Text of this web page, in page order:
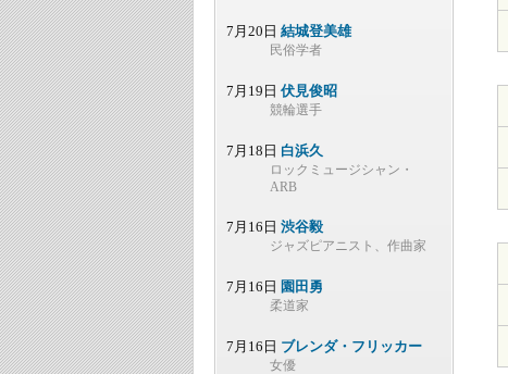
7月20日 結城登美雄
民俗学者
7月19日 伏見俊昭
競輪選手
7月18日 白浜久
ロックミュージシャン・
ARB
7月16日 渋谷毅
ジャズピアニスト、作曲家
7月16日 園田勇
柔道家
7月16日 ブレンダ・フリッカー
女優